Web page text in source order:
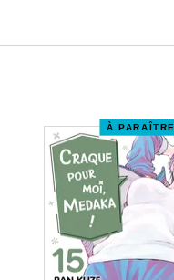
À PARAÎTRE